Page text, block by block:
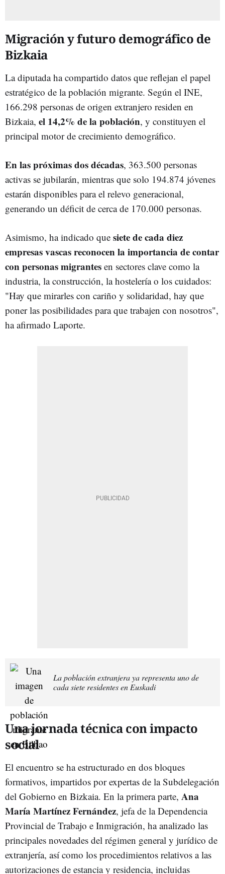
Migración y futuro demográfico de
Bizkaia
La diputada ha compartido datos que reflejan el papel
estratégico de la población migrante. Según el INE,
166.298 personas de origen extranjero residen en
Bizkaia, el 14,2% de la población, y constituyen el
principal motor de crecimiento demográfico.
En las próximas dos décadas, 363.500 personas
activas se jubilarán, mientras que solo 194.874 jóvenes
estarán disponibles para el relevo generacional,
generando un déficit de cerca de 170.000 personas.
Asimismo, ha indicado que siete de cada diez
empresas vascas reconocen la importancia de contar
con personas migrantes en sectores clave como la
industria, la construcción, la hostelería o los cuidados:
"Hay que mirarles con cariño y solidaridad, hay que
poner las posibilidades para que trabajen con nosotros",
ha afirmado Laporte.
La población extranjera ya representa uno de
cada siete residentes en Euskadi
Una jornada técnica con impacto
social
El encuentro se ha estructurado en dos bloques
formativos, impartidos por expertas de la Subdelegación
del Gobierno en Bizkaia. En la primera parte, Ana
María Martínez Fernández, jefa de la Dependencia
Provincial de Trabajo e Inmigración, ha analizado las
principales novedades del régimen general y jurídico de
extranjería, así como los procedimientos relativos a las
autorizaciones de estancia y residencia, incluidas